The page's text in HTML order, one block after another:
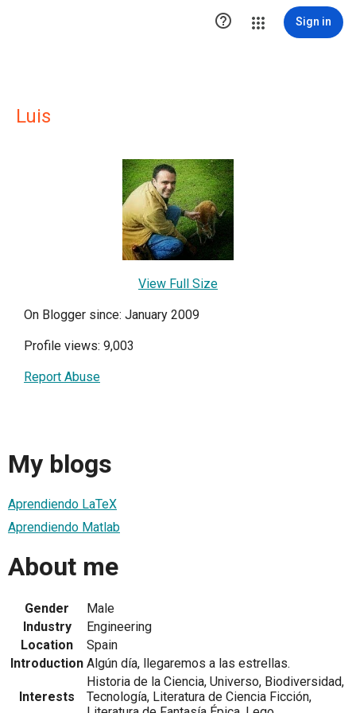
 Sign in
Luis
View Full Size
On Blogger since: January 2009
Profile views: 9,003
Report Abuse
My blogs
Aprendiendo LaTeX
Aprendiendo Matlab
About me
Gender
Male
Industry
Engineering
Location
Spain
Introduction Algún día, llegaremos a las estrellas.
Interests
Historia de la Ciencia, Universo, Biodiversidad,
Tecnología, Literatura de Ciencia Ficción,